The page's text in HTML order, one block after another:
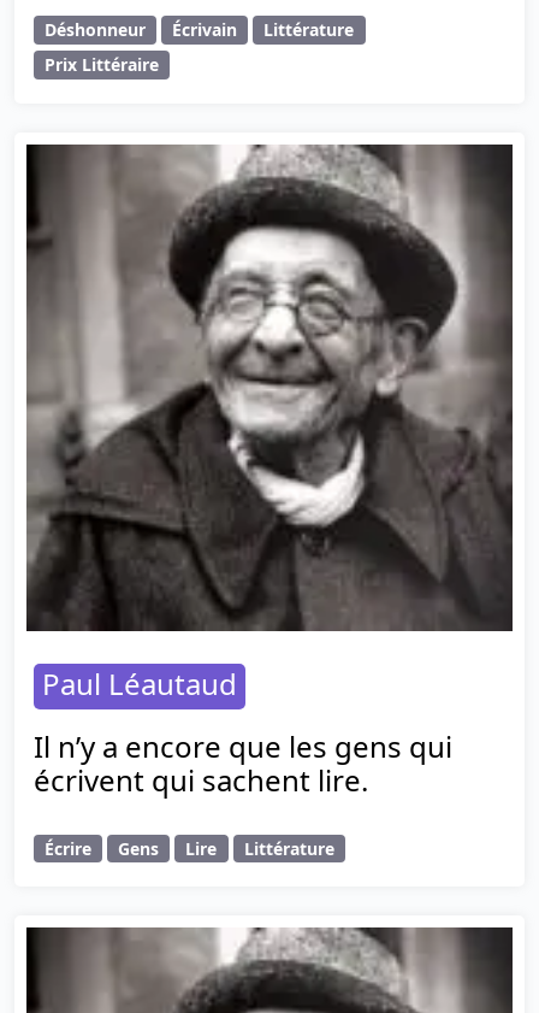
Déshonneur Écrivain
Littérature
Prix Littéraire
Paul Léautaud
Il n’y a encore que les gens qui
écrivent qui sachent lire.
Écrire Gens Lire Littérature